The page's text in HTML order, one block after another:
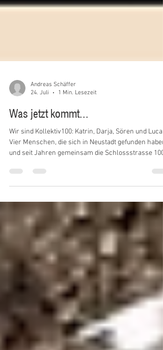
Andreas Schäffer
24. Juli
Was jetzt kommt...
Wir sind Kollektiv100: Katrin, Darja, Sören und Lucas.
Vier Menschen, die sich in Neustadt gefunden haben
haben. Wir übernehmen die Location im Weingut
Schäffer von Andreas und erhalten das, was viele
schätzen, während wir dem Ganzen auch neues
Leben einhauchen: offen, herzlich, vielseitig. Hier
weiterhin geheiratet, gefeiert, gelacht und genossen
werden. Für Ja-Worte